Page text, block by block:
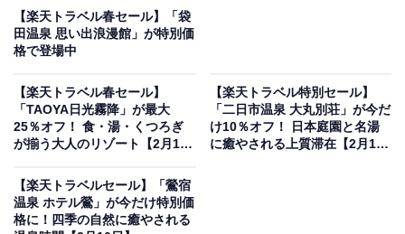
可能です。
楽天トラベルでホテルを見る
【楽天トラベル春セール】「袋
田温泉 思い出浪漫館」が特別価
格で登場中
【楽天トラベル春セール】
「TAOYA日光霧降」が最大
25％オフ！ 食・湯・くつろぎ
が揃う大人のリゾート【2月10
【楽天トラベル特別セール】
「二日市温泉 大丸別荘」が今だ
け10％オフ！ 日本庭園と名湯
に癒やされる上質滞在【2月10
【楽天トラベルセール】「鶯宿
温泉 ホテル鶯」が今だけ特別価
格に！四季の自然に癒やされる